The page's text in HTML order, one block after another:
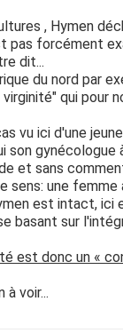
, Hymen
pas forcément
dit...
du nord par
qui pour
vu ici d'une
son gynécologue
et sans
sens: une
est intact, ici
basant sur
est donc un «
à voir...